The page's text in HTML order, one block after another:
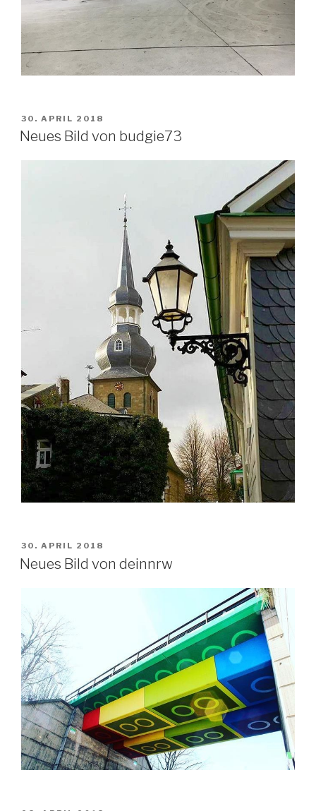
VERÖFFENTLICHT
AM
30. APRIL 2018
Neues Bild von budgie73
VERÖFFENTLICHT
AM
30. APRIL 2018
Neues Bild von deinnrw